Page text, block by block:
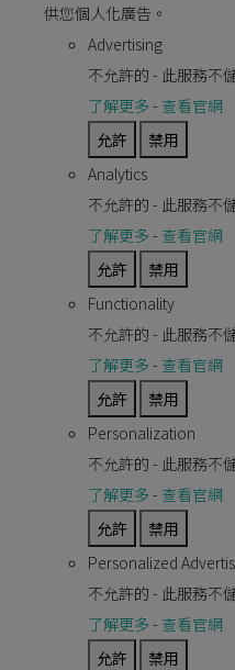
供您個人化廣告。
Advertising
不允許的 - 此服務不
了解更多 - 查看官網
允許
禁用
Analytics
不允許的 - 此服務不
了解更多 - 查看官網
允許
禁用
Functionality
不允許的 - 此服務不
了解更多 - 查看官網
允許
禁用
Personalization
不允許的 - 此服務不
了解更多 - 查看官網
允許
禁用
Personalized
不允許的 - 此服務不
了解更多 - 查看官網
允許
禁用